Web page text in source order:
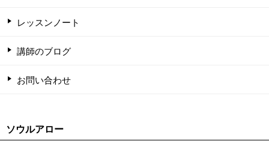
レッスンノート
講師のブログ
お問い合わせ
ソウルアロー